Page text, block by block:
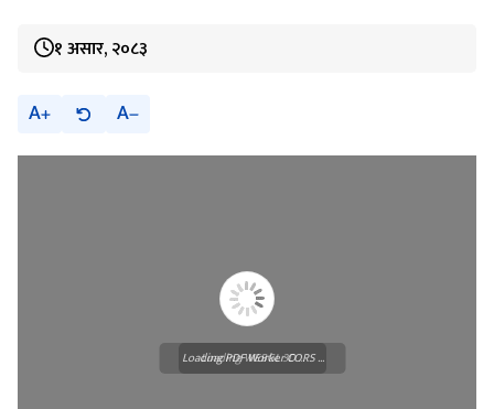
१ असार, २०८३
A A
Loading WEBGL 3D ...
Loading PDF Worker CORS ...